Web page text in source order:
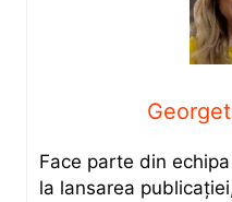
Face parte din
la lansarea